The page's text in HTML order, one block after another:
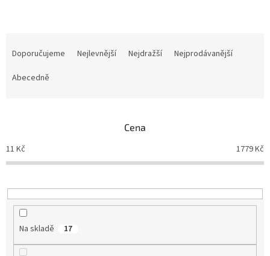
o
d
k
t
Doporučujeme Nejlevnější Nejdražší
Nejprodávanější
Abecedně
Cena
11 Kč 1779Kč
Na skladě 17